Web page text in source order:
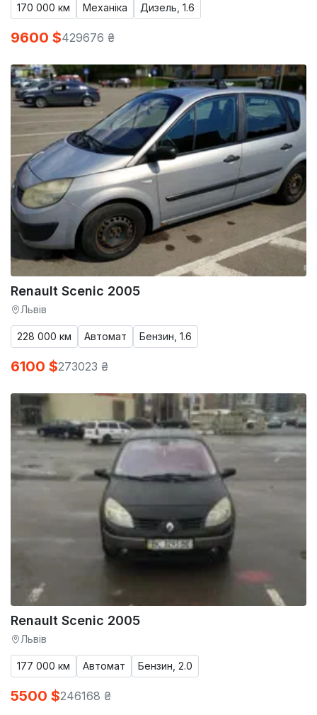
170 000 км Механіка Дизель, 1.6
9600 $429676 ₴
Renault Scenic 2005
Львів
228 000 км Автомат Бензин, 1.6
6100 $273023 ₴
Renault Scenic 2005
Львів
177 000 км Автомат Бензин, 2.0
5500 $246168 ₴